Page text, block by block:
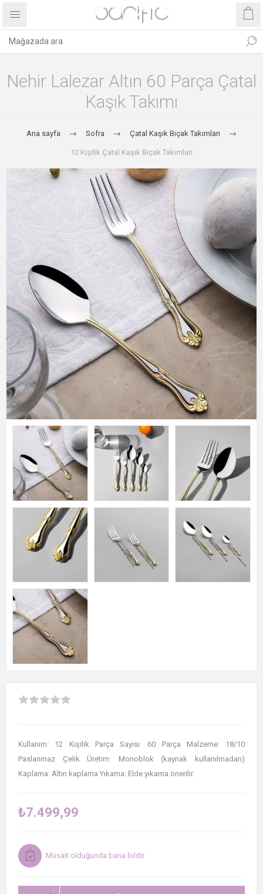
Nehir Lalezar Altın 60 Parça Çatal
Kaşık Takımı
Ana sayfa Sofra Çatal Kaşık Bıçak Takımları
12 Kişilik Çatal Kaşık Bıçak Takımları
Kullanım: 12 Kişilik Parça Sayısı: 60 Parça Malzeme: 18/10
Paslanmaz Çelik Üretim: Monoblok (kaynak kullanılmadan)
Kaplama: Altın kaplama Yıkama: Elde yıkama önerilir.
₺7.499,99
Müsait olduğunda bana bildir